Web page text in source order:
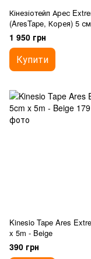
Кінезіотейп Арес
(AresTape, Корея) 5
- Бежевий синтетичний
1 950 грн
Купити
Kinesio Tape Ares
x 5m - Beige
390 грн